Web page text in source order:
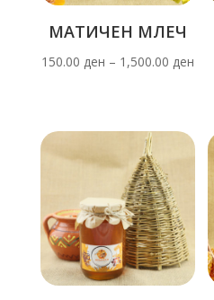
МАТИЧЕН МЛЕЧ
150.00 ден – 1,500.00 ден